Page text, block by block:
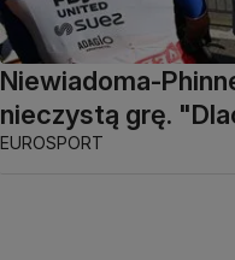
Niewiadoma-
nieczystą grę.
EUROSPORT